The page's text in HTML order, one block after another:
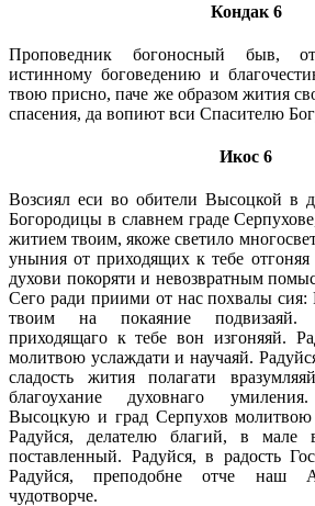
Кондак 6
Проповедник богоносный быв,
истинному боговедению и
твою присно, паче же образом жития
спасения, да вопиют вси Спасителю
Икос 6
Возсиял еси во обители Высоцкой в
Богородицы в славнем граде
житием твоим, якоже светило
уныния от приходящих к тебе
духови покоряти и невозвратным
Сего ради приими от нас похвалы сия:
твоим на покаяние подвизаяй.
приходящаго к тебе вон изгоняяй.
молитвою услаждати и научаяй.
сладость жития полагати
благоухание духовнаго
Высоцкую и град Серпухов молитвою
Радуйся, делателю благий, в мале
поставленный. Радуйся, в радость
Радуйся, преподобне отче наш
чудотворче.